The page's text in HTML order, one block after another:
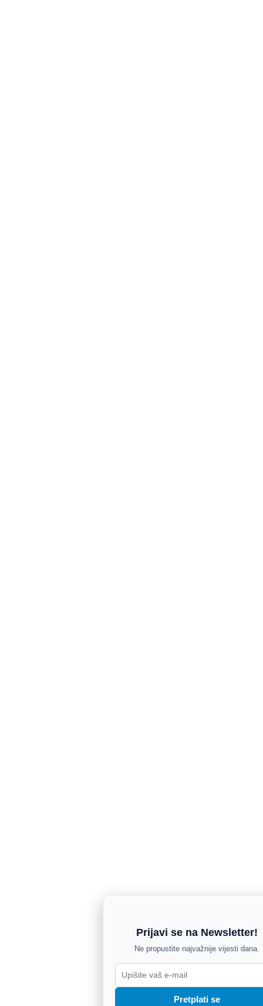
Prijavi se na Newsletter!
Ne propustite najvažnije vijesti dana.
Pretplati se